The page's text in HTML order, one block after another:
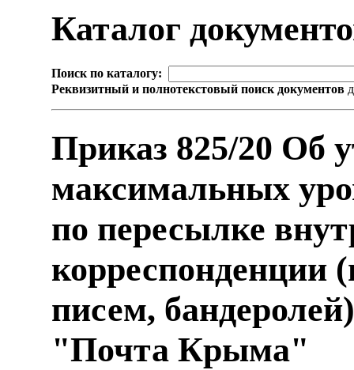
Каталог
Поиск по каталогу:
Реквизитный и полнотекстовый поиск документов
Приказ 825/20 Об
максимальных
по пересылке
корреспонденции
писем,
"Почта Крыма"